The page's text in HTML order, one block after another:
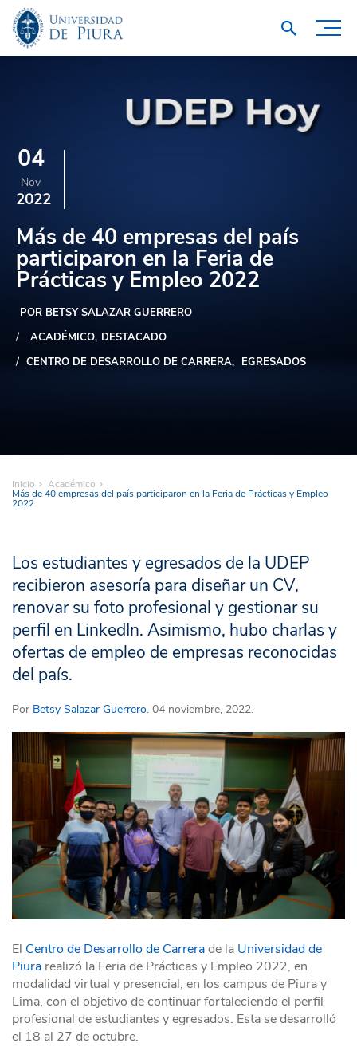
04
Nov
2022
Más de 40 empresas del país
participaron en la Feria de
Prácticas y Empleo 2022
POR BETSY SALAZAR GUERRERO
ACADÉMICO DESTACADO
CENTRO DE DESARROLLO DE CARRERA
EGRESADOS
Inicio Académico
Más de 40 empresas del país participaron en la Feria de Prácticas y Empleo
2022
Los estudiantes y egresados de la UDEP
recibieron asesoría para diseñar un CV,
renovar su foto profesional y gestionar su
perfil en LinkedIn. Asimismo, hubo charlas y
ofertas de empleo de empresas reconocidas
del país.
Por Betsy Salazar Guerrero. 04 noviembre, 2022.
El Centro de Desarrollo de Carrerade la Universidad de
Piura realizó la Feria de Prácticas y Empleo 2022, en
modalidad virtual y presencial, en los campus de Piura y
Lima, con el objetivo de continuar fortaleciendo el perfil
profesional de estudiantes y egresados. Esta se desarrolló
el 18 al 27 de octubre.